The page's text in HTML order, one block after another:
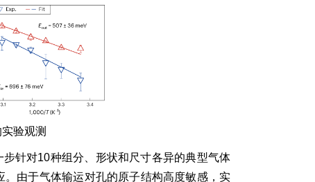
验观测
针对10种组分、形状和尺寸各异的典型气体
由于气体输运对孔的原子结构高度敏感，实